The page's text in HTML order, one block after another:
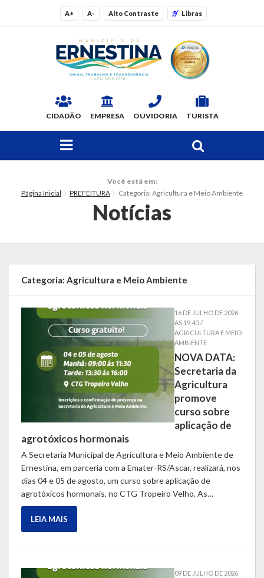
A+ A- Alto Contraste Libras
CIDADÃO EMPRESA OUVIDORIA TURISTA
Localização
Telefones Úteis
Secretarias
Estrutura organizacional
Administração
Assistência Social
Educação, Cultura, Desporto e Turismo
Sala Multidisciplinar Saber Mais
Escola Municipal de Educação Infantil Dr. Orlando Rojas
Escola Municipal De Ensino Fundamental Educarte
Você está em:
Página Inicial
PREFEITURA Categoria: Agricultura e Meio Ambiente
Notícias
Categoria: Agricultura e Meio Ambiente
16 DE JULHO DE 2026
AS 19:45 /
AGRICULTURA E MEIO
AMBIENTE
NOVA DATA:
Secretaria da
Agricultura
promove
curso sobre
aplicação de
agrotóxicos hormonais
A Secretaria Municipal de Agricultura e Meio Ambiente de
Ernestina, em parceria com a Emater-RS/Ascar, realizará, nos
dias 04 e 05 de agosto, um curso sobre aplicação de
agrotóxicos hormonais, no CTG Tropeiro Velho. As…
LEIA MAIS
09 DE JULHO DE 2026